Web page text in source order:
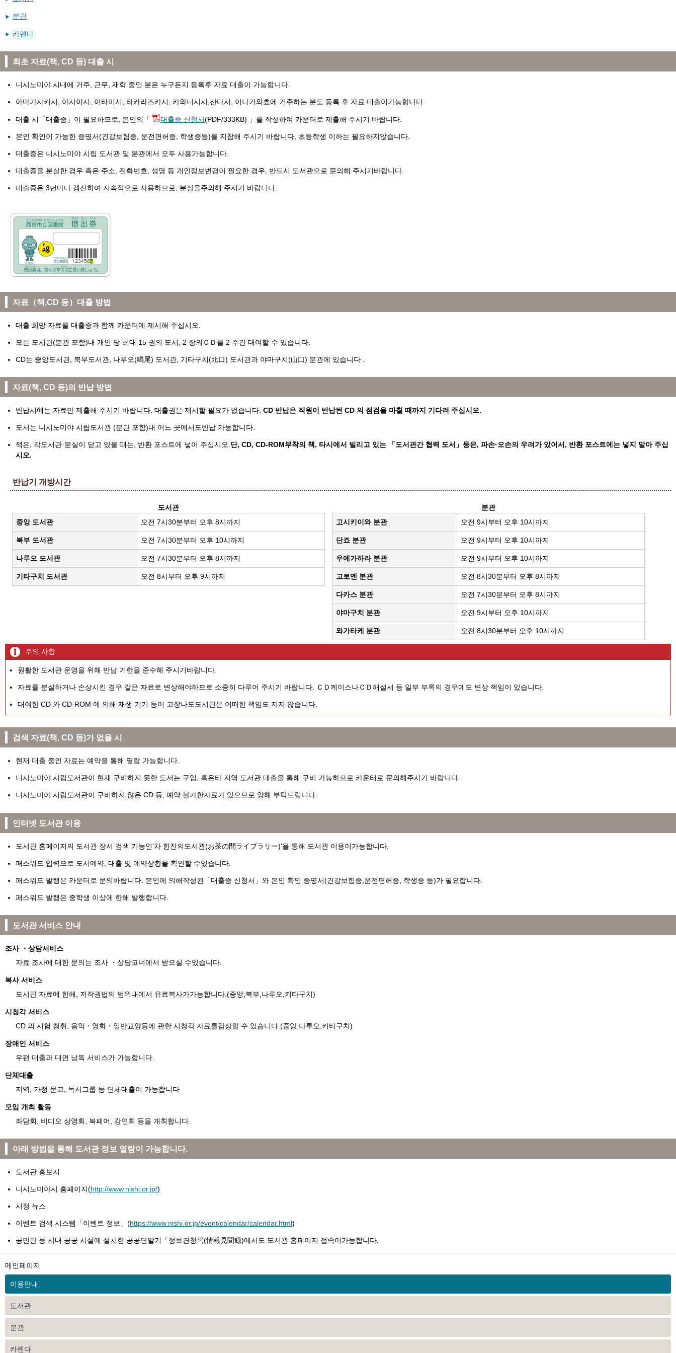
분관
카렌다
최초 자료(책, CD 등) 대출 시
니시노미야 시내에 거주, 근무, 재학 중인 분은 누구든지 등록후 자료 대출이 가능합니다.
아마가사키시, 아시야시, 이타미시, 타카라즈카시, 카와니시시,산다시, 이나가와쵸에 거주하는 분도 등록 후 자료 대출이가능합니다.
대출 시「대출증」이 필요하므로, 본인의「 대출증 신청서(PDF/333KB) 」를 작성하여 카운터로 제출해 주시기 바랍니다.
본인 확인이 가능한 증명서(건강보험증, 운전면허증, 학생증등)를 지참해 주시기 바랍니다. 초등학생 이하는 필요하지않습니다.
대출증은 니시노미야 시립 도서관 및 분관에서 모두 사용가능합니다.
대출증을 분실한 경우 혹은 주소, 전화번호, 성명 등 개인정보변경이 필요한 경우, 반드시 도서관으로 문의해 주시기바랍니다.
대출증은 3년마다 갱신하여 지속적으로 사용하므로, 분실을주의해 주시기 바랍니다.
자료（책,CD 등）대출 방법
대출 희망 자료를 대출증과 함께 카운터에 제시해 주십시오.
모든 도서관(분관 포함)내 개인 당 최대 15 권의 도서, 2 장의ＣＤ를 2 주간 대여할 수 있습니다.
CD는 중앙도서관, 북부도서관, 나루오(鳴尾) 도서관, 기타구치(北口) 도서관과 야마구치(山口) 분관에 있습니다 .
자료(책, CD 등)의 반납 방법
반납시에는 자료만 제출해 주시기 바랍니다. 대출권은 제시할 필요가 없습니다. CD 반납은 직원이 반납된 CD 의 점검을 마칠 때까지 기다려 주십시오.
도서는 니시노미야 시립도서관 (분관 포함)내 어느 곳에서도반납 가능합니다.
책은, 각도서관·분실이 닫고 있을 때는, 반환 포스트에 넣어 주십시오.단, CD, CD-ROM부착의 책, 타시에서 빌리고 있는 「도서관간 협력 도서」등은, 파손·오손의 우려가 있어서, 반환 포스트에는 넣지 말아 주십
시오.
반납기 개방시간
도서관
중앙 도서관
오전 7시30분부터 오후 8시까지
북부 도서관 오전 7시30분부터 오후 10시까지
나루오 도서관 오전 7시30분부터 오후 8시까지
기타구치 도서관 오전 8시부터 오후 9시까지
분관
고시키이와 분관
오전 9시부터 오후 10시까지
단죠 분관 오전 9시부터 오후 10시까지
우에가하라 분관 오전 9시부터 오후 10시까지
고토엔 분관 오전 8시30분부터 오후 8시까지
다카스 분관 오전 7시30분부터 오후 8시까지
야마구치 분관 오전 9시부터 오후 10시까지
와가타케 분관 오전 8시30분부터 오후 10시까지
주의 사항
원활한 도서관 운영을 위해 반납 기한을 준수해 주시기바랍니다.
자료를 분실하거나 손상시킨 경우 같은 자료로 변상해야하므로 소중히 다루어 주시기 바랍니다. ＣＤ케이스나ＣＤ해설서 등 일부 부록의 경우에도 변상 책임이 있습니다.
대여한 CD 와 CD-ROM 에 의해 재생 기기 등이 고장나도도서관은 어떠한 책임도 지지 않습니다.
검색 자료(책, CD 등)가 없을 시
현재 대출 중인 자료는 예약을 통해 열람 가능합니다.
니시노미야 시립도서관이 현재 구비하지 못한 도서는 구입, 혹은타 지역 도서관 대출을 통해 구비 가능하므로 카운터로 문의해주시기 바랍니다.
니시노미야 시립도서관이 구비하지 않은 CD 등, 예약 불가한자료가 있으므로 양해 부탁드립니다.
인터넷 도서관 이용
도서관 홈페이지의 도서관 장서 검색 기능인'차 한잔의도서관(お茶の間ライブラリー)'을 통해 도서관 이용이가능합니다.
패스워드 입력으로 도서예약, 대출 및 예약상황을 확인할 수있습니다.
패스워드 발행은 카운터로 문의바랍니다. 본인에 의해작성된「대출증 신청서」와 본인 확인 증명서(건강보험증,운전면허증, 학생증 등)가 필요합니다.
패스워드 발행은 중학생 이상에 한해 발행합니다.
도서관 서비스 안내
조사 ・상담서비스
자료 조사에 대한 문의는 조사 ・상담코너에서 받으실 수있습니다.
복사 서비스
도서관 자료에 한해, 저작권법의 범위내에서 유료복사가가능합니다.(중앙,북부,나루오,키타구치)
시청각 서비스
CD 의 시험 청취, 음악・영화・일반교양등에 관한 시청각 자료를감상할 수 있습니다.(중앙,나루오,키타구치)
장애인 서비스
우편 대출과 대면 낭독 서비스가 가능합니다.
단체대출
지역, 가정 문고, 독서그룹 등 단체대출이 가능합니다
모임 개최 활동
좌담회, 비디오 상영회, 북페어, 강연회 등을 개최합니다.
아래 방법을 통해 도서관 정보 열람이 가능합니다.
도서관 홍보지
니시노미야시 홈페이지(http://www.nishi.or.jp/)
시정 뉴스
이벤트 검색 시스템「이벤트 정보」(https://www.nishi.or.jp/event/calendar/calendar.html)
공민관 등 시내 공공 시설에 설치한 공공단말기「정보견청록(情報見聞録)에서도 도서관 홈페이지 접속이가능합니다.
메인페이지
이용안내
도서관
분관
카렌다